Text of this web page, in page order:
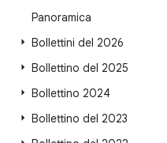
Panoramica
Bollettini del 2026
Bollettino del 2025
Bollettino 2024
Bollettino del 2023